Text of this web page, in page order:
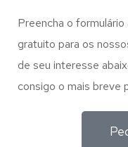
Preencha o
gratuito para os
de seu interesse
consigo o mais breve